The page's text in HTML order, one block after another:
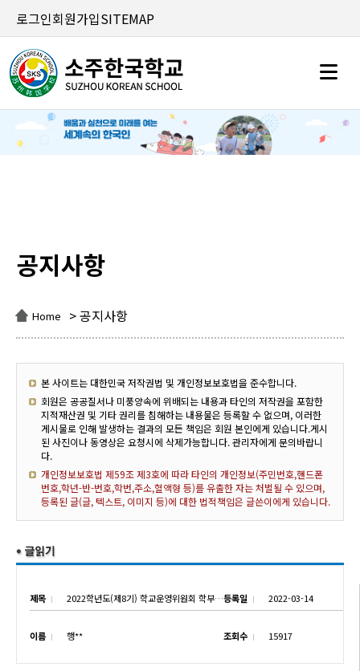
로그인회원가입SITEMAP
공지사항
Home > 공지사항
본 사이트는 대한민국 저작권법 및 개인정보보호법을 준수합니다.
회원은 공공질서나 미풍양속에 위배되는 내용과 타인의 저작권을 포함한
지적재산권 및 기타 권리를 침해하는 내용물은 등록할 수 없으며, 이러한
게시물로 인해 발생하는 결과의 모든 책임은 회원 본인에게 있습니다.게시
된 사진이나 동영상은 요청시에 삭제가능합니다. 관리자에게 문의바랍니
다.
개인정보보호법 제59조 제3호에 따라 타인의 개인정보(주민번호,핸드폰
번호,학년-반-번호,학번,주소,혈액형 등)를 유출한 자는 처벌될 수 있으며,
등록된 글(글, 텍스트, 이미지 등)에 대한 법적책임은 글쓴이에게 있습니다.
제목 2022학년도(제8기) 학교운영위원회 학부모위원 선출 공고등록일 2022-03-14
이름 행** 조회수 15917